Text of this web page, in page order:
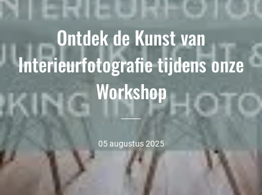
Ontdek de Kunst van
Interieurfotografie tijdens onze
Workshop
05 augustus 2025